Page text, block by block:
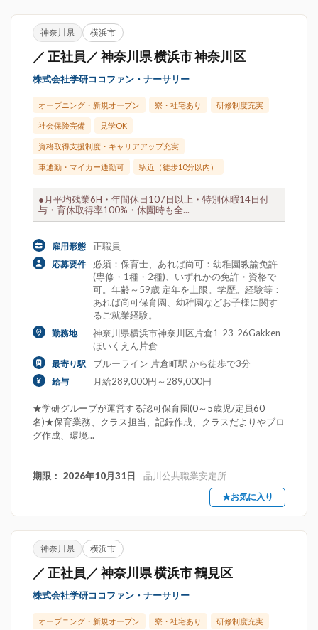
神奈川県 横浜市
／ 正社員／ 神奈川県 横浜市 神奈川区
株式会社学研ココファン・ナーサリー
オープニング・新規オープン 寮・社宅あり 研修制度充実
社会保険完備 見学OK
資格取得支援制度・キャリアアップ充実
車通勤・マイカー通勤可 駅近（徒歩10分以内）
●月平均残業6H・年間休日107日以上・特別休暇14日付
与・育休取得率100%・休園時も全...
雇用形態 正職員
応募要件
必須：保育士、あれば尚可：幼稚園教諭免許
(専修・1種・2種)、いずれかの免許・資格で
可。年齢～59歳 定年を上限。学歴。経験等：
あれば尚可保育園、幼稚園などお子様に関す
るご就業経験。
勤務地
神奈川県横浜市神奈川区片倉1-23-26Gakken
ほいくえん片倉
最寄り駅 ブルーライン 片倉町駅 から徒歩で3分
給与 月給289,000円～289,000円
★学研グループが運営する認可保育園(0～5歳児/定員60
名)★保育業務、クラス担当、記録作成、クラスだよりやブロ
グ作成、環境...
期限： 2026年10月31日 - 品川公共職業安定所
★お気に入り
神奈川県 横浜市
／ 正社員／ 神奈川県 横浜市 鶴見区
株式会社学研ココファン・ナーサリー
オープニング・新規オープン 寮・社宅あり 研修制度充実